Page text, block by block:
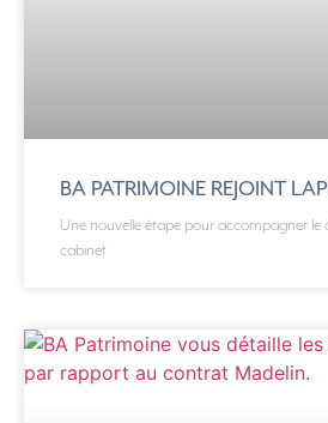
BA PATRIMOINE REJOINT
Une nouvelle étape pour accompagner le
cabinet